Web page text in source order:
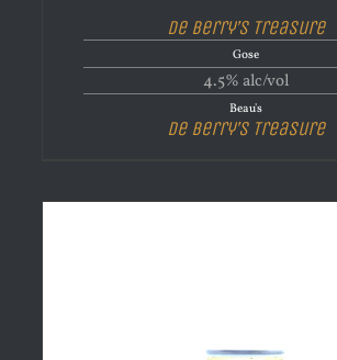
De Berry’s Treasure
Gose
4.5% alc/vol
Beau's
De Berry’s Treasure